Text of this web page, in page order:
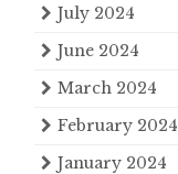
July 2024
June 2024
March 2024
February 2024
January 2024